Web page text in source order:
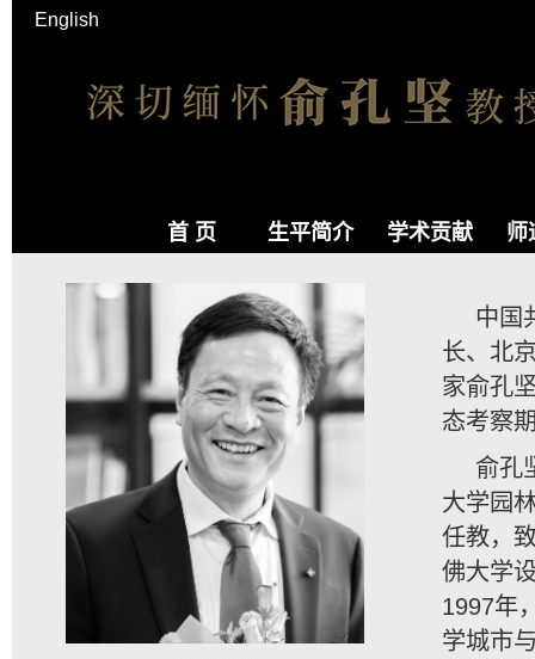
English
首 页 生平简介 学术贡献 师
中国
长、北
家俞孔
态考察
俞孔
大学园
任教，
佛大学
1997年
学城市